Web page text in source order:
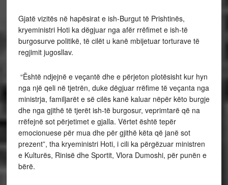
Gjatë vizitës në hapësirat e ish-Burgut të Prishtinës,
kryeministri Hoti ka dëgjuar nga afër rrëfimet e ish-të
burgosurve politikë, të cilët u kanë mbijetuar torturave të
regjimit jugosllav.
“Është ndjejnë e veçantë dhe e përjeton plotësisht kur hyn
nga një qeli në tjetrën, duke dëgjuar rrëfime të veçanta nga
ministrja, familjarët e së cilës kanë kaluar nëpër këto burgje
dhe nga gjithë të tjerët ish-të burgosur, veprimtarë që na
rrëfejnë sot përjetimet e gjalla. Vërtet është tepër
emocionuese për mua dhe për gjithë këta që janë sot
prezent”, tha kryeministri Hoti, i cili ka përgëzuar ministren
e Kulturës, Rinisë dhe Sportit, Vlora Dumoshi, për punën e
bërë.